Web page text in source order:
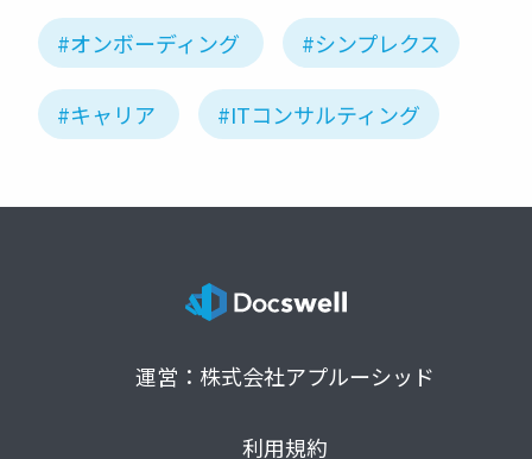
#オンボーディング #シンプレクス
#キャリア #ITコンサルティング
運営：株式会社アプルーシッド
利用規約